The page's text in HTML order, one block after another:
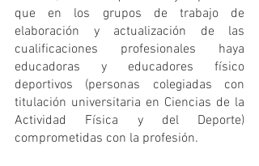
que en los grupos de trabajo de
elaboración y actualización de las
cualificaciones profesionales haya
educadoras y educadores físico
deportivos (personas colegiadas con
titulación universitaria en Ciencias de la
Actividad Física y del Deporte)
comprometidas con la profesión.